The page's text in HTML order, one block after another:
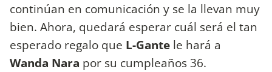
continúan en comunicación y se la llevan muy
bien. Ahora, quedará esperar cuál será el tan
esperado regalo que L-Gante le hará a
Wanda Nara por su cumpleaños 36.